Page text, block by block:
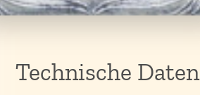
Technische Daten